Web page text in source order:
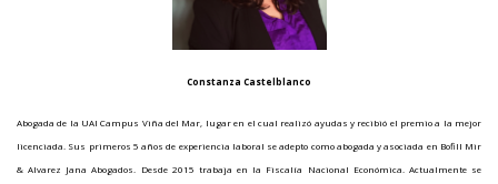
Constanza Castelblanco
Abogada de la UAI Campus Viña del Mar, lugar en el cual realizó ayudas y recibió el premio a la mejor
licenciada. Sus primeros 5 años de experiencia laboral se adepto como abogada y asociada en Bofill Mir
& Alvarez Jana Abogados. Desde 2015 trabaja en la Fiscalía Nacional Económica. Actualmente se